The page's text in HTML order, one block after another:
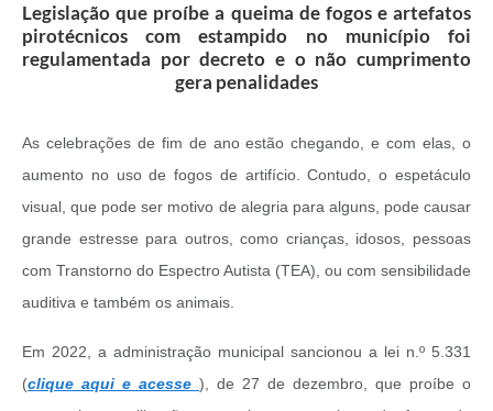
Legislação que proíbe a queima de fogos e artefatos
pirotécnicos com estampido no município foi
regulamentada por decreto e o não cumprimento
gera penalidades
As celebrações de fim de ano estão chegando, e com elas, o
aumento no uso de fogos de artifício. Contudo, o espetáculo
visual, que pode ser motivo de alegria para alguns, pode causar
grande estresse para outros, como crianças, idosos, pessoas
com Transtorno do Espectro Autista (TEA), ou com sensibilidade
auditiva e também os animais.
Em 2022, a administração municipal sancionou a lei n.º 5.331
(clique aqui e acesse ), de 27 de dezembro, que proíbe o